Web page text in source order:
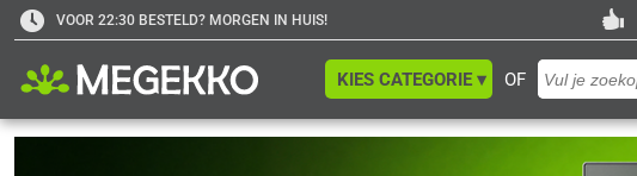
VOOR 22:30 BESTELD? MORGEN IN HUIS!
OF
KIES CATEGORIE ▾